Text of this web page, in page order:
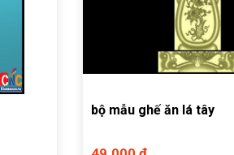
bộ mẫu ghế ăn lá tây